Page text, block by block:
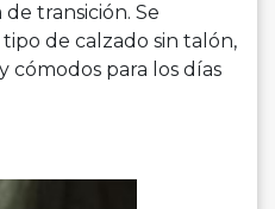
transición. Se
de calzado sin talón,
cómodos para los días